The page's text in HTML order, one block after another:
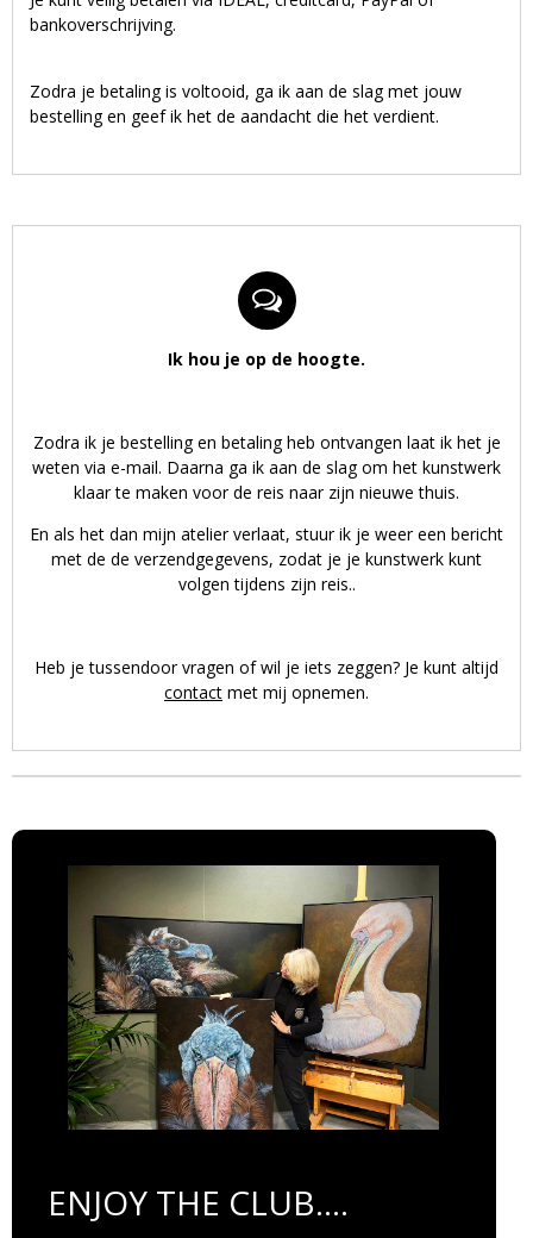
bankoverschrijving.
Zodra je betaling is voltooid, ga ik aan de slag met jouw
bestelling en geef ik het de aandacht die het verdient.
Ik hou je op de hoogte.
Zodra ik je bestelling en betaling heb ontvangen laat ik het je
weten via e-mail. Daarna ga ik aan de slag om het kunstwerk
klaar te maken voor de reis naar zijn nieuwe thuis.
En als het dan mijn atelier verlaat, stuur ik je weer een bericht
met de de verzendgegevens, zodat je je kunstwerk kunt
volgen tijdens zijn reis..
Heb je tussendoor vragen of wil je iets zeggen? Je kunt altijd
contact met mij opnemen.
ENJOY THE CLUB....